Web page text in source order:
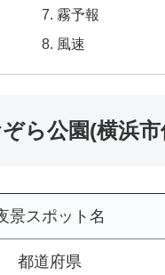
霧予報
風速
ら公園(横浜
景スポット名
都道府県